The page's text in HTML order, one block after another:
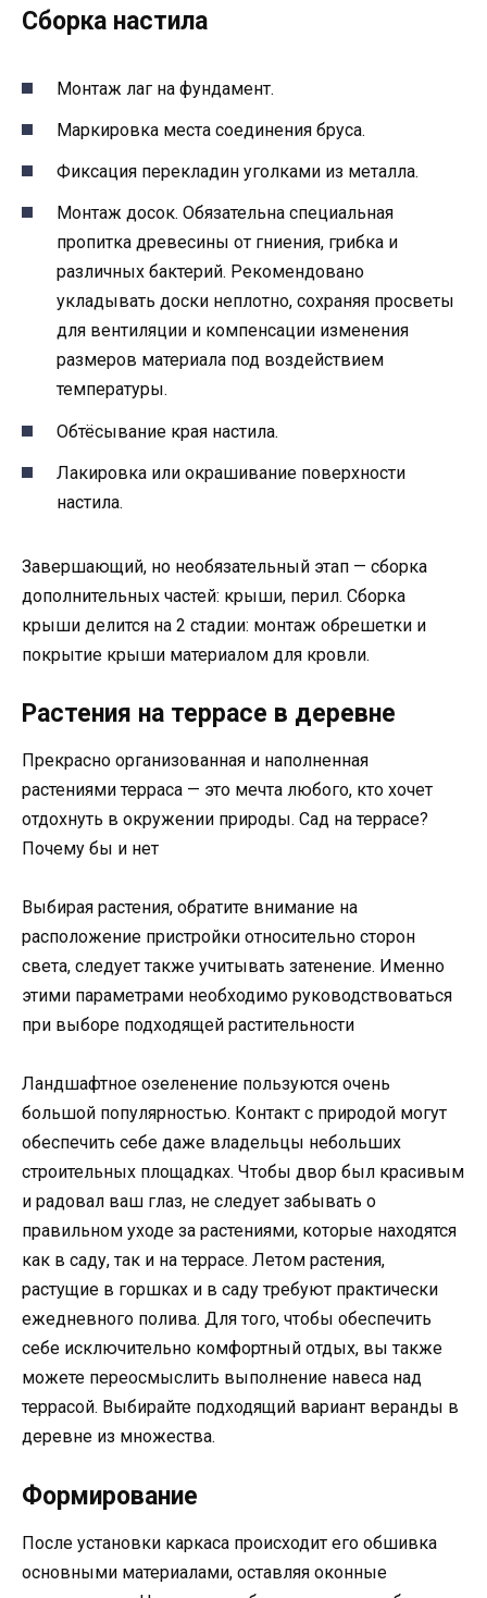
Сборка настила
Монтаж лаг на фундамент.
Маркировка места соединения бруса.
Фиксация перекладин уголками из металла.
Монтаж досок. Обязательна специальная
пропитка древесины от гниения, грибка и
различных бактерий. Рекомендовано
укладывать доски неплотно, сохраняя просветы
для вентиляции и компенсации изменения
размеров материала под воздействием
температуры.
Обтёсывание края настила.
Лакировка или окрашивание поверхности
настила.
Завершающий, но необязательный этап — сборка
дополнительных частей: крыши, перил. Сборка
крыши делится на 2 стадии: монтаж обрешетки и
покрытие крыши материалом для кровли.
Растения на террасе в деревне
Прекрасно организованная и наполненная
растениями терраса — это мечта любого, кто хочет
отдохнуть в окружении природы. Сад на террасе?
Почему бы и нет
Выбирая растения, обратите внимание на
расположение пристройки относительно сторон
света, следует также учитывать затенение. Именно
этими параметрами необходимо руководствоваться
при выборе подходящей растительности
Ландшафтное озеленение пользуются очень
большой популярностью. Контакт с природой могут
обеспечить себе даже владельцы небольших
строительных площадках. Чтобы двор был красивым
и радовал ваш глаз, не следует забывать о
правильном уходе за растениями, которые находятся
как в саду, так и на террасе. Летом растения,
растущие в горшках и в саду требуют практически
ежедневного полива. Для того, чтобы обеспечить
себе исключительно комфортный отдых, вы также
можете переосмыслить выполнение навеса над
террасой. Выбирайте подходящий вариант веранды в
деревне из множества.
Формирование
После установки каркаса происходит его обшивка
основными материалами, оставляя оконные